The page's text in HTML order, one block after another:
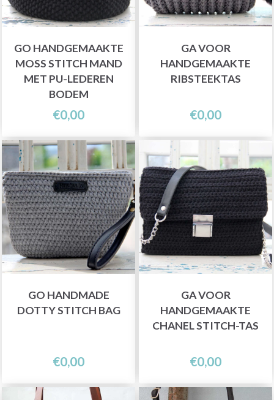
GO HANDGEMAAKTE
MOSS STITCH MAND
MET PU-LEDEREN
BODEM
€0,00
GA VOOR
HANDGEMAAKTE
RIBSTEEKTAS
€0,00
GO HANDMADE
DOTTY STITCH BAG
€0,00
GA VOOR
HANDGEMAAKTE
CHANEL STITCH-TAS
€0,00